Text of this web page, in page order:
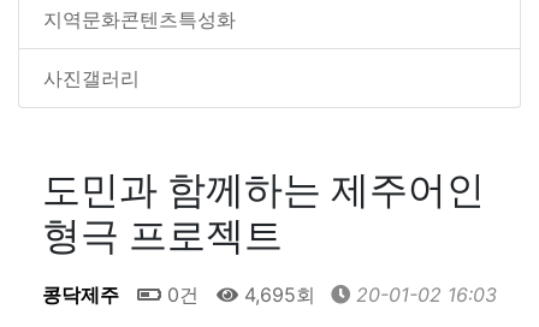
지역문화콘텐츠특성화
사진갤러리
도민과 함께하는 제주어인
형극 프로젝트
콩닥제주 0건 4,695회 20-01-02 16:03